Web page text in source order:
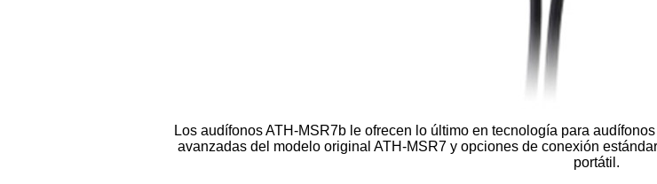
Los audífonos ATH-MSR7b le ofrecen lo último en tecnología para
avanzadas del modelo original ATH-MSR7 y opciones de conexión
portátil.